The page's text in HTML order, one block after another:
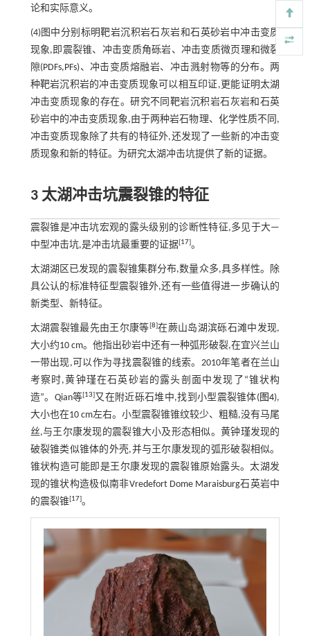
论和实际意义。
(4)图中分别标明靶岩沉积岩石灰岩和石英砂岩中冲击变质
现象,即震裂锥、冲击变质角砾岩、冲击变质微页理和微裂
隙(PDFs,PFs)、冲击变质熔融岩、冲击溅射物等的分布。两
种靶岩沉积岩的冲击变质现象可以相互印证,更能证明太湖
冲击变质现象的存在。研究不同靶岩沉积岩石灰岩和石英
砂岩中的冲击变质现象,由于两种岩石物理、化学性质不同,
冲击变质现象除了共有的特征外,还发现了一些新的冲击变
质现象和新的特征。为研究太湖冲击坑提供了新的证据。
3 太湖冲击坑震裂锥的特征
震裂锥是冲击坑宏观的露头级别的诊断性特征,多见于大—
中型冲击坑,是冲击坑最重要的证据[17]。
太湖湖区已发现的震裂锥集群分布,数量众多,具多样性。除
具公认的标准特征型震裂锥外,还有一些值得进一步确认的
新类型、新特征。
太湖震裂锥最先由王尔康等[8]在蕨山岛湖滨砾石滩中发现,
大小约10 cm。他指出砂岩中还有一种弧形破裂,在宜兴兰山
一带出现,可以作为寻找震裂锥的线索。2010年笔者在兰山
考察时,黄钟瑾在石英砂岩的露头剖面中发现了“锥状构
造”。Qian等[13]又在附近砾石堆中,找到小型震裂锥体(图4),
大小也在10 cm左右。小型震裂锥锥纹较少、粗糙,没有马尾
丝,与王尔康发现的震裂锥大小及形态相似。黄钟瑾发现的
破裂锥类似锥体的外壳,并与王尔康发现的弧形破裂相似。
锥状构造可能即是王尔康发现的震裂锥原始露头。太湖发
现的锥状构造极似南非Vredefort Dome Maraisburg石英岩中
的震裂锥[17]。